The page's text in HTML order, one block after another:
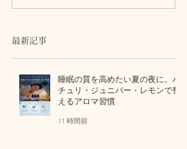
かった私が、植物油で続
区別しないアロマスキン
最新記事
睡眠の質を高めたい夏の夜に。パ
チュリ・ジュニパー・レモンで整
えるアロマ習慣
11 時間前